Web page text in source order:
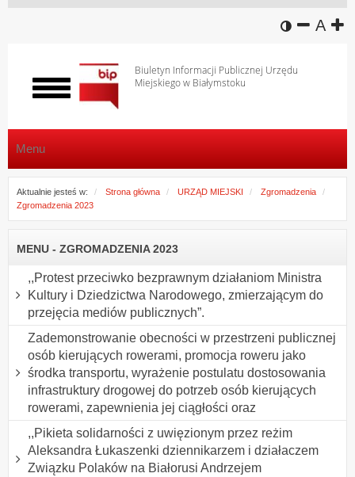
wersja
A
Biuletyn Informacji Publicznej Urzędu
Miejskiego w Białymstoku
Włącz
menu
Menu
Aktualnie jesteś w: Strona główna URZĄD MIEJSKI
Zgromadzenia
Zgromadzenia 2023
MENU - ZGROMADZENIA 2023
,,Protest przeciwko bezprawnym działaniom Ministra
Kultury i Dziedzictwa Narodowego, zmierzającym do
przejęcia mediów publicznych”.
Zademonstrowanie obecności w przestrzeni publicznej
osób kierujących rowerami, promocja roweru jako
środka transportu, wyrażenie postulatu dostosowania
infrastruktury drogowej do potrzeb osób kierujących
rowerami, zapewnienia jej ciągłości oraz
,,Pikieta solidarności z uwięzionym przez reżim
Aleksandra Łukaszenki dziennikarzem i działaczem
Związku Polaków na Białorusi Andrzejem